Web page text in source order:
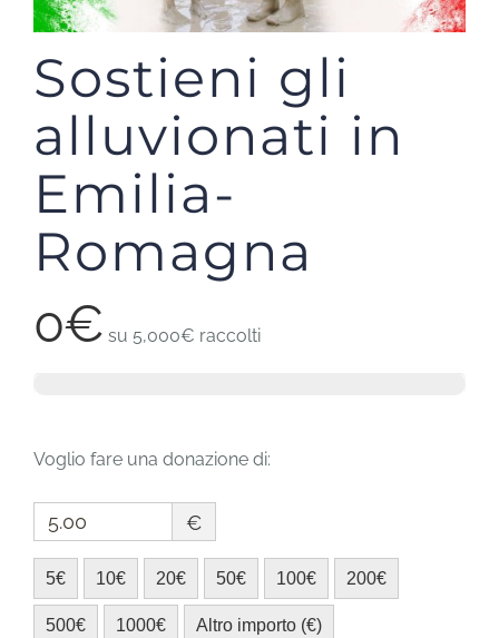
Sostieni gli
alluvionati in
Emilia-
Romagna
0€ su 5,000€ raccolti
Voglio fare una donazione di:
€
5€ 10€ 20€ 50€ 100€ 200€
500€ 1000€ Altro importo (€)